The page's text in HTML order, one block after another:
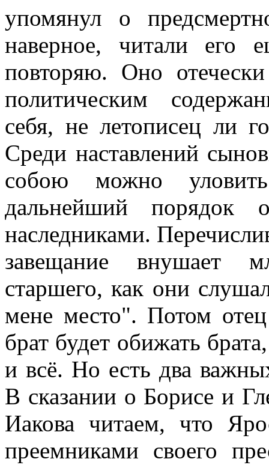
упомянул о
наверное, читали
повторяю. Оно
политическим
себя, не летописец ли
Среди наставлений
собою можно
дальнейший порядок
наследниками.
завещание внушает
старшего, как они
мене место". Потом
брат будет обижать
и всё. Но есть два
В сказании о Борисе и
Иакова читаем, что
преемниками своего